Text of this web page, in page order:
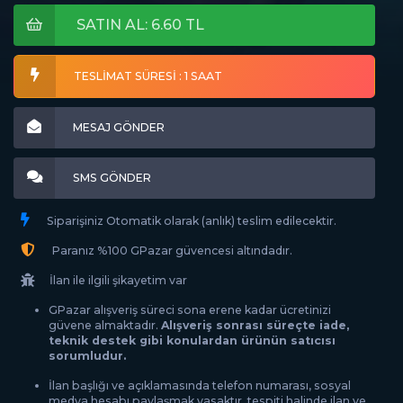
SATIN AL: 6.60 TL
TESLİMAT SÜRESİ : 1 SAAT
MESAJ GÖNDER
SMS GÖNDER
Siparişiniz Otomatik olarak (anlık) teslim edilecektir.
Paranız %100 GPazar güvencesi altındadır.
İlan ile ilgili şikayetim var
GPazar alışveriş süreci sona erene kadar ücretinizi
güvene almaktadır. Alışveriş sonrası süreçte iade,
teknik destek gibi konulardan ürünün satıcısı
sorumludur.
İlan başlığı ve açıklamasında telefon numarası, sosyal
medya hesabı paylaşmak yasaktır, tespiti halinde ilan ve